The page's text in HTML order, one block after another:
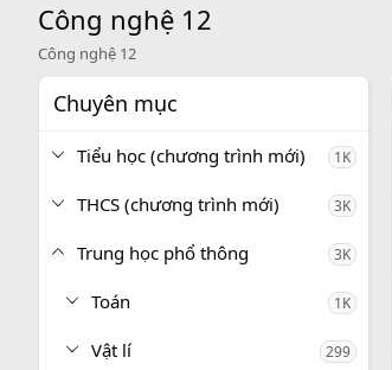
Công nghệ 12
Công nghệ 12
Chuyên mục
Tiểu học (chương trình mới) 1K
THCS (chương trình mới) 3K
Trung học phổ thông 3K
Toán 1K
Vật lí 299